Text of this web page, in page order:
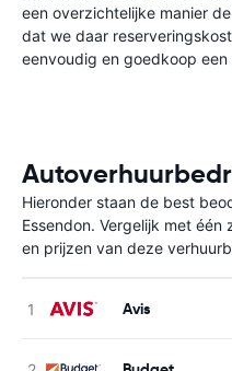
een overzichtelijke manier
dat we daar
eenvoudig en goedkoop een
Hieronder staan de best
Essendon. Vergelijk met
en prijzen van deze
Avis